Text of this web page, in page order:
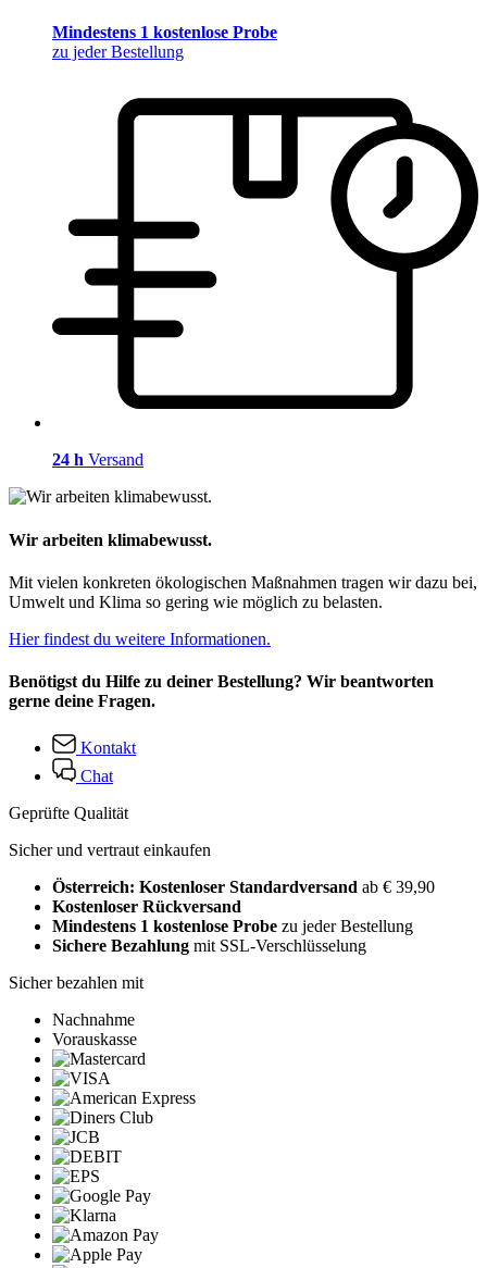
Mindestens 1 kostenlose Probe
zu jeder Bestellung
24 h Versand
Wir arbeiten klimabewusst.
Mit vielen konkreten ökologischen Maßnahmen tragen wir dazu bei,
Umwelt und Klima so gering wie möglich zu belasten.
Hier findest du weitere Informationen.
Benötigst du Hilfe zu deiner Bestellung? Wir beantworten
gerne deine Fragen.
Kontakt
Chat
Geprüfte Qualität
Sicher und vertraut einkaufen
Österreich: Kostenloser Standardversand ab € 39,90
Kostenloser Rückversand
Mindestens 1 kostenlose Probe zu jeder Bestellung
Sichere Bezahlung mit SSL-Verschlüsselung
Sicher bezahlen mit
Nachnahme
Vorauskasse